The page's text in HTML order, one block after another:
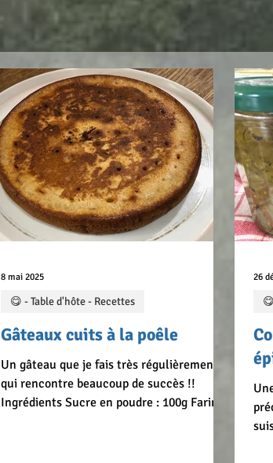
Gâteaux cuits à la poêle
Un gâteau que je fais très régulièrement et
qui rencontre beaucoup de succès !!
Ingrédients Sucre en poudre : 100g Farine :
😋 - Table d'hôte - Recettes
8 mai 2025 26